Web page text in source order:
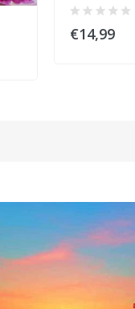
€14,99